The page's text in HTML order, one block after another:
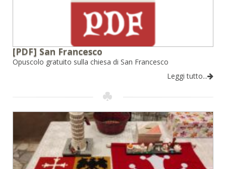
[PDF] San Francesco
Opuscolo gratuito sulla chiesa di San Francesco
Leggi tutto...